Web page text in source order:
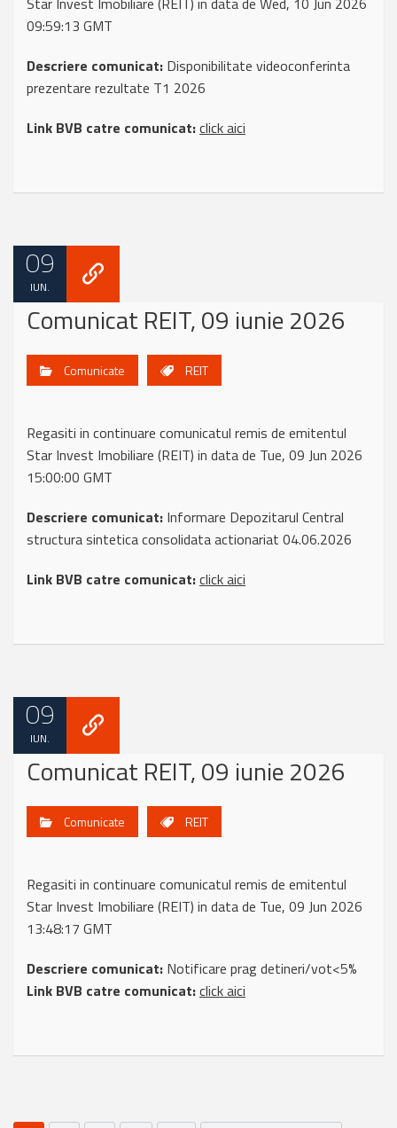
09:59:13 GMT
Descriere comunicat: Disponibilitate videoconferinta
prezentare rezultate T1 2026
Link BVB catre comunicat:click aici
09
IUN.
Comunicat REIT, 09 iunie 2026
Comunicate REIT
Regasiti in continuare comunicatul remis de emitentul
Star Invest Imobiliare (REIT) in data de Tue, 09 Jun 2026
15:00:00 GMT
Descriere comunicat: Informare Depozitarul Central
structura sintetica consolidata actionariat 04.06.2026
Link BVB catre comunicat:click aici
09
IUN.
Comunicat REIT, 09 iunie 2026
Comunicate REIT
Regasiti in continuare comunicatul remis de emitentul
Star Invest Imobiliare (REIT) in data de Tue, 09 Jun 2026
13:48:17 GMT
Descriere comunicat: Notificare prag detineri/vot<5%
Link BVB catre comunicat:click aici